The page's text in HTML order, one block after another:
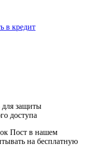
в кредит
для защиты
доступа
Пост в нашем
на бесплатную